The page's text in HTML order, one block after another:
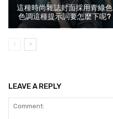
這種時尚雜誌封面採用青綠色
色調這種提示詞要怎麼下呢?
LEAVE A REPLY